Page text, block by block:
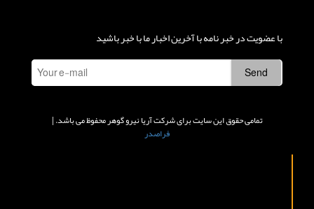
با عضویت در خبر نامه با آخرین اخبار ما با خبر باشید
تمامی حقوق این سایت برای شرکت آریا نیرو گوهر محفوظ می باشد. |
فراصدر